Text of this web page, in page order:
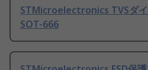
STMicroelectronics TVSダ
SOT-666